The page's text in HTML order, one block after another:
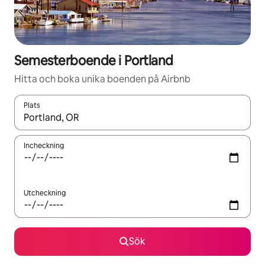
Semesterboende i Portland
Hitta och boka unika boenden på Airbnb
Plats
När resultaten är tillgängliga kan du navigera med upp- och
Incheckning
Utcheckning
Sök